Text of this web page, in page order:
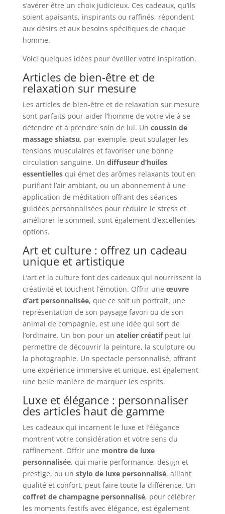
s’avérer être un choix judicieux. Ces cadeaux, qu’ils
soient apaisants, inspirants ou raffinés, répondent
aux désirs et aux besoins spécifiques de chaque
homme.
Voici quelques idées pour éveiller votre inspiration.
Articles de bien-être et de
relaxation sur mesure
Les articles de bien-être et de relaxation sur mesure
sont parfaits pour aider l’homme de votre vie à se
détendre et à prendre soin de lui. Un coussin de
massage shiatsu, par exemple, peut soulager les
tensions musculaires et favoriser une bonne
circulation sanguine. Un diffuseur d’huiles
essentiellesqui émet des arômes relaxants tout en
purifiant l’air ambiant, ou un abonnement à une
application de méditation offrant des séances
guidées personnalisées pour réduire le stress et
améliorer le sommeil, sont également d’excellentes
options.
Art et culture : offrez un cadeau
unique et artistique
L’art et la culture font des cadeaux qui nourrissent la
créativité et touchent l’émotion. Offrir une œuvre
d’art personnalisée, que ce soit un portrait, une
représentation de son paysage favori ou de son
animal de compagnie, est une idée qui sort de
l’ordinaire. Un bon pour un atelier créatifpeut lui
permettre de découvrir la peinture, la sculpture ou
la photographie. Un spectacle personnalisé, offrant
une expérience immersive et unique, est également
une belle manière de marquer les esprits.
Luxe et élégance : personnaliser
des articles haut de gamme
Les cadeaux qui incarnent le luxe et l’élégance
montrent votre considération et votre sens du
raffinement. Offrir une montre de luxe
personnalisée, qui marie performance, design et
prestige, ou un stylo de luxe personnalisé, alliant
qualité et confort, peut faire toute la différence. Un
coffret de champagne personnalisé, pour célébrer
les moments festifs avec élégance, est également